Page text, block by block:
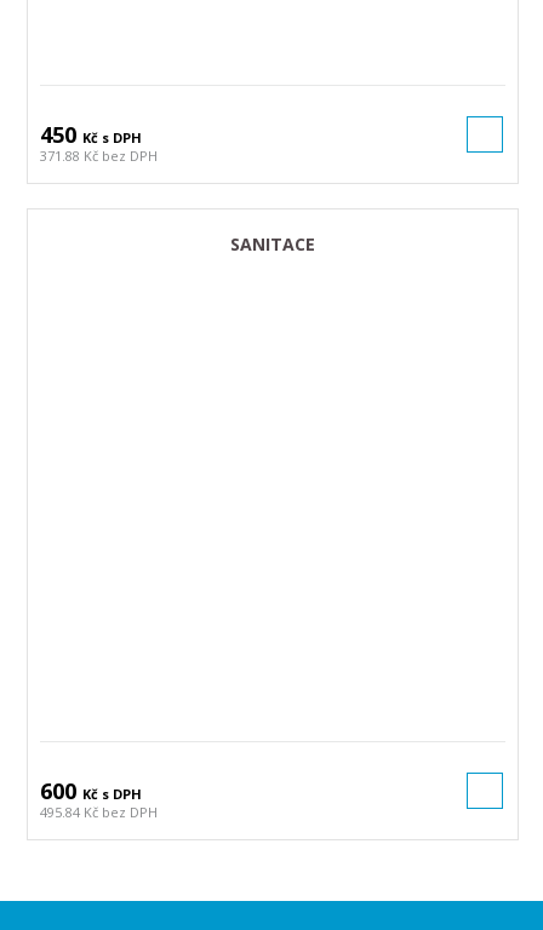
450 Kč s DPH
371.88 Kč bez DPH
SANITACE
600 Kč s DPH
495.84 Kč bez DPH